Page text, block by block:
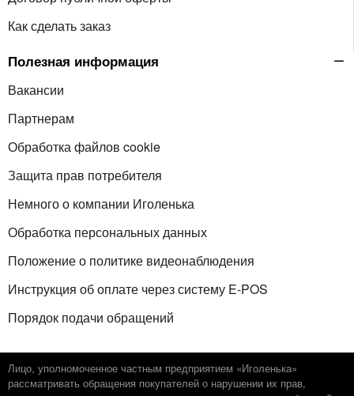
Как сделать заказ
Полезная информация
Вакансии
Партнерам
Обработка файлов cookie
Защита прав потребителя
Немного о компании Иголенька
Обработка персональных данных
Положение о политике видеонаблюдения
Инструкция об оплате через систему E-POS
Порядок подачи обращений
Лицо, уполномоченное частным предприятием «Иголенька»
рассматривать обращения покупателей о нарушении их прав,